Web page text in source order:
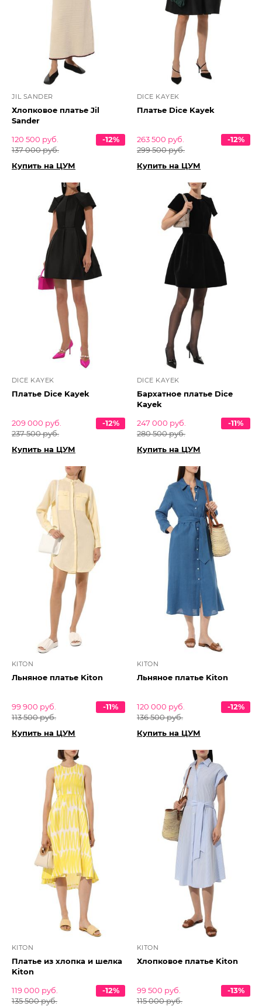
JIL SANDER
Хлопковое платье Jil
Sander
120 500 руб.
137 000 руб.
-12%
Купить на ЦУМ
DICE KAYEK
Платье Dice Kayek
263 500 руб.
299 500 руб.
-12%
Купить на ЦУМ
DICE KAYEK
Платье Dice Kayek
209 000 руб.
237 500 руб.
-12%
Купить на ЦУМ
DICE KAYEK
Бархатное платье Dice
Kayek
247 000 руб.
280 500 руб.
-11%
Купить на ЦУМ
KITON
Льняное платье Kiton
99 900 руб.
113 500 руб.
-11%
Купить на ЦУМ
KITON
Льняное платье Kiton
120 000 руб.
136 500 руб.
-12%
Купить на ЦУМ
KITON
Платье из хлопка и шелка
Kiton
119 000 руб.
135 500 руб.
-12%
KITON
Хлопковое платье Kiton
99 500 руб.
115 000 руб.
-13%